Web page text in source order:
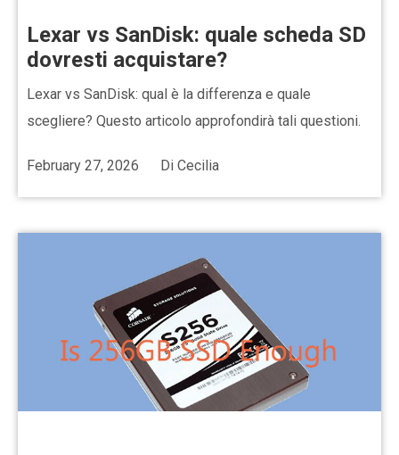
Lexar vs SanDisk: quale scheda SD
dovresti acquistare?
Lexar vs SanDisk: qual è la differenza e quale
scegliere? Questo articolo approfondirà tali questioni.
February 27, 2026 Di Cecilia